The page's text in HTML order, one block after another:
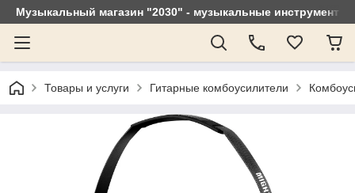
Музыкальный магазин "2030" - музыкальные
Товары и услуги Гитарные комбоусилители